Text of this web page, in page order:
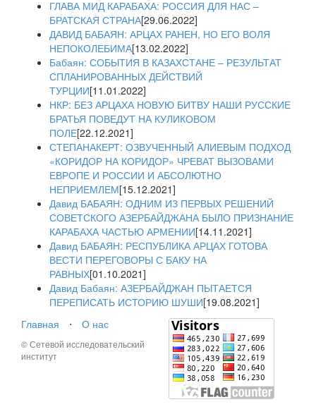
ГЛАВА МИД КАРАБАХА: РОССИЯ ДЛЯ НАС –
БРАТСКАЯ СТРАНА[29.06.2022]
ДАВИД БАБАЯН: АРЦАХ РАНЕН, НО ЕГО ВОЛЯ
НЕПОКОЛЕБИМА[13.02.2022]
Бабаян: СОБЫТИЯ В КАЗАХСТАНЕ – РЕЗУЛЬТАТ
СПЛАНИРОВАННЫХ ДЕЙСТВИЙ
ТУРЦИИ[11.01.2022]
НКР: БЕЗ АРЦАХА НОВУЮ БИТВУ НАШИ РУССКИЕ
БРАТЬЯ ПОВЕДУТ НА КУЛИКОВОМ
ПОЛЕ[22.12.2021]
СТЕПАНАКЕРТ: ОЗВУЧЕННЫЙ АЛИЕВЫМ ПОДХОД
«КОРИДОР НА КОРИДОР» ЧРЕВАТ ВЫЗОВАМИ
ЕВРОПЕ И РОССИИ И АБСОЛЮТНО
НЕПРИЕМЛЕМ[15.12.2021]
Давид БАБАЯН: ОДНИМ ИЗ ПЕРВЫХ РЕШЕНИЙ
СОВЕТСКОГО АЗЕРБАЙДЖАНА БЫЛО ПРИЗНАНИЕ
КАРАБАХА ЧАСТЬЮ АРМЕНИИ[14.11.2021]
Давид БАБАЯН: РЕСПУБЛИКА АРЦАХ ГОТОВА
ВЕСТИ ПЕРЕГОВОРЫ С БАКУ НА
РАВНЫХ[01.10.2021]
Давид Бабаян: АЗЕРБАЙДЖАН ПЫТАЕТСЯ
ПЕРЕПИСАТЬ ИСТОРИЮ ШУШИ[19.08.2021]
Главная
⋅ О нас
© Сетевой исследовательский
институт